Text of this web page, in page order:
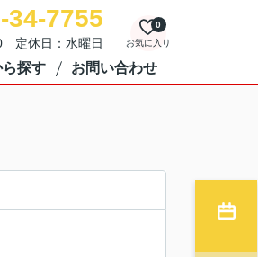
34-7755
定休日：水曜日 お気に入り
0
探す お問い合わせ